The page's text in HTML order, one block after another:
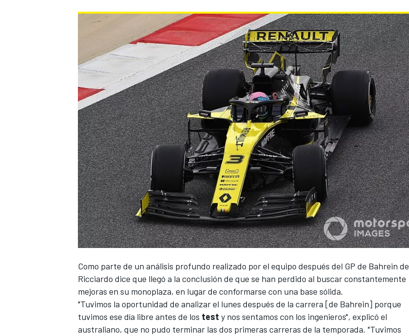
WEC FÓRMULA E
Como parte de un análisis profundo realizado por el equipo después del GP de Bahrein de
Ricciardo dice que llegó a la conclusión de que se han perdido al buscar constantemente
mejoras en su monoplaza, en lugar de conformarse con una base sólida.
"Tuvimos la oportunidad de analizar el lunes después de la carrera [de Bahrein] porque
tuvimos ese día libre antes de los test y nos sentamos con los ingenieros", explicó el
australiano, que no pudo terminar las dos primeras carreras de la temporada. "Tuvimos